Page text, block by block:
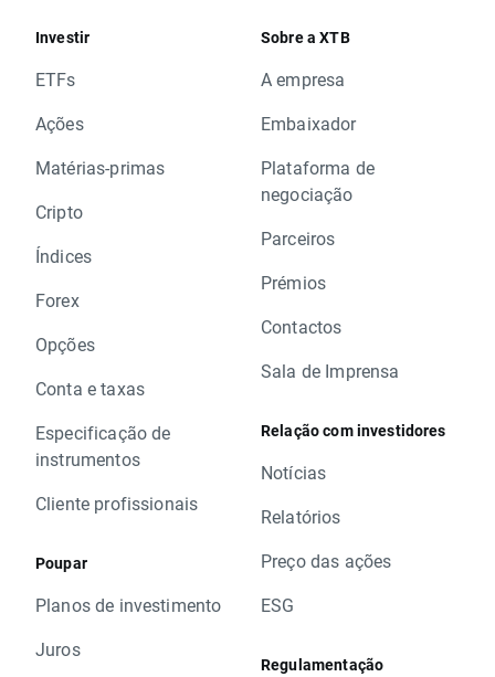
Investir
ETFs
Ações
Matérias-primas
Cripto
Índices
Forex
Opções
Conta e taxas
Especificação de
instrumentos
Cliente profissionais
Poupar
Planos de investimento
Juros
Sobre a XTB
A empresa
Embaixador
Plataforma de
negociação
Parceiros
Prémios
Contactos
Sala de Imprensa
Relação com investidores
Notícias
Relatórios
Preço das ações
ESG
Regulamentação